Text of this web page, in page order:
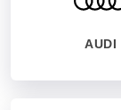
AUDI